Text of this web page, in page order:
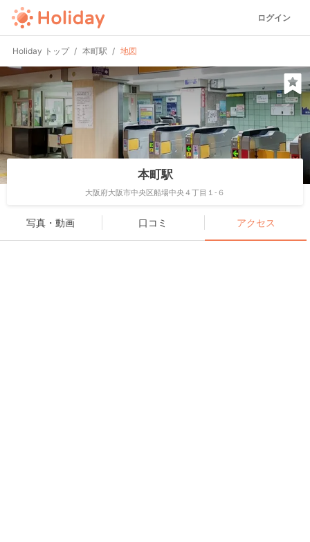
ログイン
Holiday トップ 本町駅 地図
本町駅
大阪府大阪市中央区船場中央４丁目１-６
写真・動画 口コミ アクセス